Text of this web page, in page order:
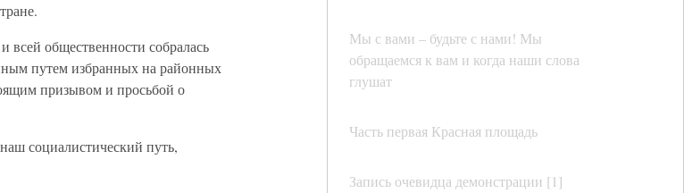
Мы с вами – будьте с нами! Мы
обращаемся к вам и когда наши слова
глушат
Часть первая Красная площадь
Запись очевидца демонстрации [1]
общественности собралась
путем избранных на районных
призывом и просьбой о
социалистический путь,